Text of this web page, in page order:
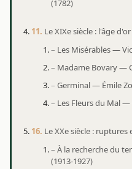
(1782)
Le XIXe siècle : l'âge
Les Misérables —
Madame Bovary —
Germinal — Émile
Les Fleurs du Mal —
Le XXe siècle :
À la recherche du
(1913-1927)